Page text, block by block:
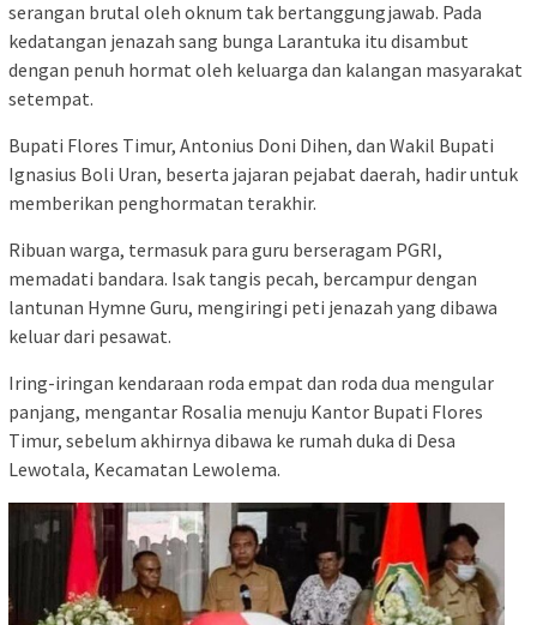
serangan brutal oleh oknum tak bertanggungjawab. Pada
kedatangan jenazah sang bunga Larantuka itu disambut
dengan penuh hormat oleh keluarga dan kalangan masyarakat
setempat.
Bupati Flores Timur, Antonius Doni Dihen, dan Wakil Bupati
Ignasius Boli Uran, beserta jajaran pejabat daerah, hadir untuk
memberikan penghormatan terakhir.
Ribuan warga, termasuk para guru berseragam PGRI,
memadati bandara. Isak tangis pecah, bercampur dengan
lantunan Hymne Guru, mengiringi peti jenazah yang dibawa
keluar dari pesawat.
Iring-iringan kendaraan roda empat dan roda dua mengular
panjang, mengantar Rosalia menuju Kantor Bupati Flores
Timur, sebelum akhirnya dibawa ke rumah duka di Desa
Lewotala, Kecamatan Lewolema.